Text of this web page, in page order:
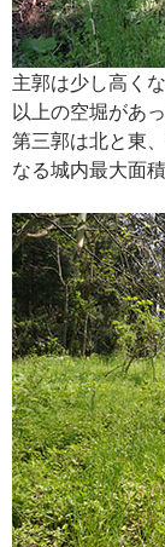
主郭は少し高く
以上の空堀があ
第三郭は北と東
なる城内最大面